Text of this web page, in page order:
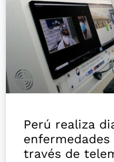
Perú realiza
través de